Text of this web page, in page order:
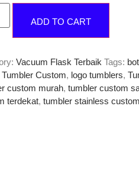
ADD TO CART
Vacuum Flask Terbaik Tags:
Tumbler Custom, logo tumblers,
custom murah, tumbler custom
terdekat, ​tumbler stainless custom